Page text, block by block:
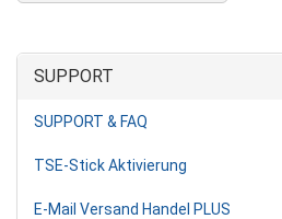
SUPPORT
SUPPORT & FAQ
TSE-Stick Aktivierung
E-Mail Versand Handel PLUS